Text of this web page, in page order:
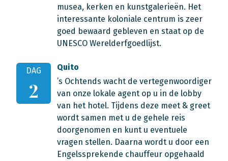
musea, kerken en kunstgalerieën. Het
interessante koloniale centrum is zeer
goed bewaard gebleven en staat op de
UNESCO Werelderfgoedlijst.
DAG
2
Quito
’s Ochtends wacht de vertegenwoordiger
van onze lokale agent op u in de lobby
van het hotel. Tijdens deze meet & greet
wordt samen met u de gehele reis
doorgenomen en kunt u eventuele
vragen stellen. Daarna wordt u door een
Engelssprekende chauffeur opgehaald